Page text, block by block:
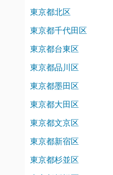
東京都北区
東京都千代田区
東京都台東区
東京都品川区
東京都墨田区
東京都大田区
東京都文京区
東京都新宿区
東京都杉並区